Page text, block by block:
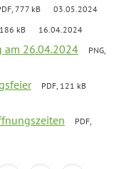
777 kB 03.05.2024
kB 16.04.2024
am 26.04.2024
PNG,
PDF, 121 kB
PDF,